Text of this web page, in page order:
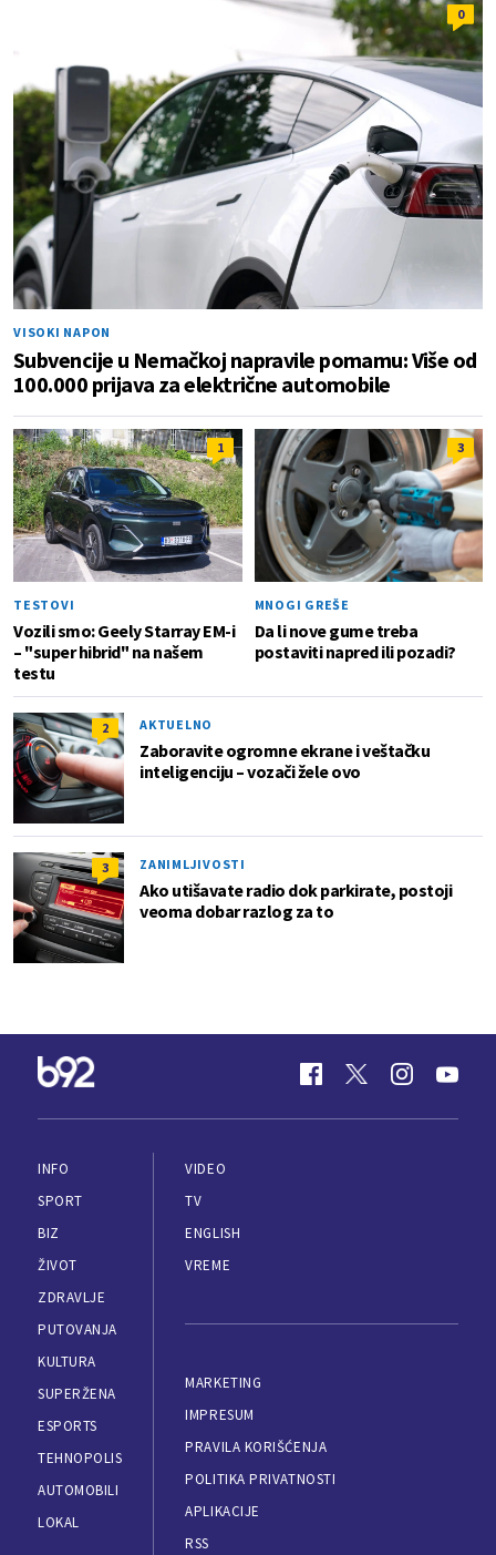
0
VISOKI NAPON
Subvencije u Nemačkoj napravile pomamu: Više od
100.000 prijava za električne automobile
1
TESTOVI
Vozili smo: Geely Starray EM-i
– "super hibrid" na našem
testu
3
MNOGI GREŠE
Da li nove gume treba
postaviti napred ili pozadi?
2 AKTUELNO
Zaboravite ogromne ekrane i veštačku
inteligenciju – vozači žele ovo
3 ZANIMLJIVOSTI
Ako utišavate radio dok parkirate, postoji
veoma dobar razlog za to
INFO
SPORT
BIZ
ŽIVOT
ZDRAVLJE
PUTOVANJA
KULTURA
SUPERŽENA
ESPORTS
TEHNOPOLIS
AUTOMOBILI
LOKAL
VIDEO
TV
ENGLISH
VREME
MARKETING
IMPRESUM
PRAVILA KORIŠĆENJA
POLITIKA PRIVATNOSTI
APLIKACIJE
RSS